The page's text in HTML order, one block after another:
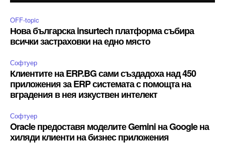
OFF-topic
Нова българска insurtech платформа събира
всички застраховки на едно място
Софтуер
Клиентите на ERP.BG сами създадоха над 450
приложения за ERP системата с помощта на
вградения в нея изкуствен интелект
Софтуер
Oracle предоставя моделите Gemini на Google на
хиляди клиенти на бизнес приложения